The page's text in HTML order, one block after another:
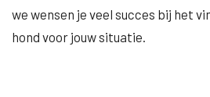
we wensen je veel succes bij het
hond voor jouw situatie.